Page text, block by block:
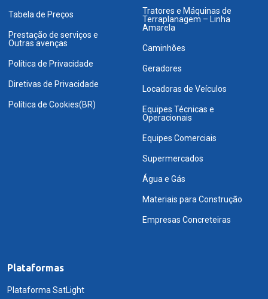
Tabela de Preços
Prestação de serviços e
Outras avenças
Política de Privacidade
Diretivas de Privacidade
Política de Cookies(BR)
Tratores e Máquinas de
Terraplanagem – Linha
Amarela
Caminhões
Geradores
Locadoras de Veículos
Equipes Técnicas e
Operacionais
Equipes Comerciais
Supermercados
Água e Gás
Materiais para Construção
Empresas Concreteiras
Plataformas
Plataforma SatLight